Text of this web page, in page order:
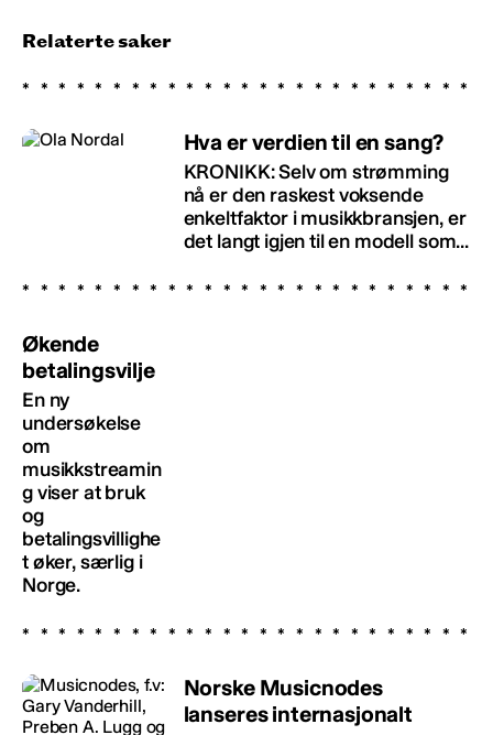
Relaterte saker
Hva er verdien til en sang?
KRONIKK: Selv om strømming
nå er den raskest voksende
enkeltfaktor i musikkbransjen, er
det langt igjen til en modell som...
Økende
betalingsvilje
En ny
undersøkelse
om
musikkstreamin
g viser at bruk
og
betalingsvillighe
t øker, særlig i
Norge.
Norske Musicnodes
lanseres internasjonalt